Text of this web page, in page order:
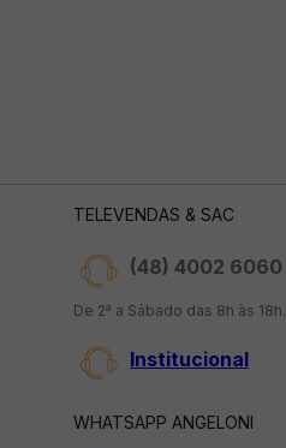
TELEVENDAS & SAC
(48) 4002 6060
De 2ª a Sábado das 8h às 18h.
Institucional
WHATSAPP ANGELONI